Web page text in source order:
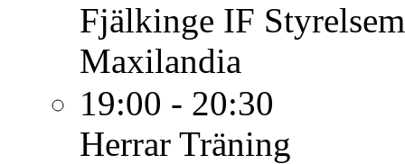
Fjälkinge IF
Maxilandia
19:00 - 20:30
Herrar Träning